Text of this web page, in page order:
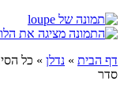
דף הבית » נדלן » כל
סדר